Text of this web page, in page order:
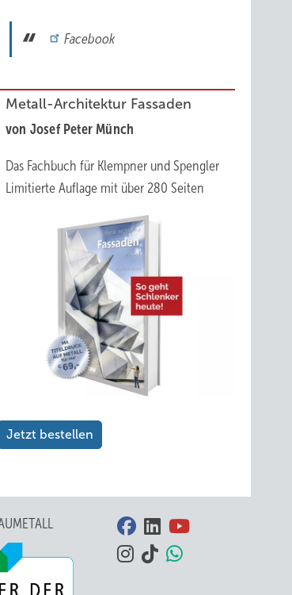
Facebook
Metall-Architektur Fassaden
von Josef Peter Münch
Das Fachbuch für Klempner und Spengler
Limitierte Auflage mit über 280 Seiten
Jetzt bestellen